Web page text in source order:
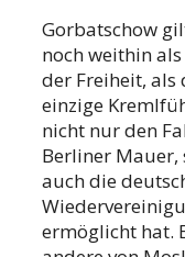
Gorbatschow
noch weithin
der Freiheit, als
einzige
nicht nur den
Berliner Mauer,
auch die
ermöglicht hat.